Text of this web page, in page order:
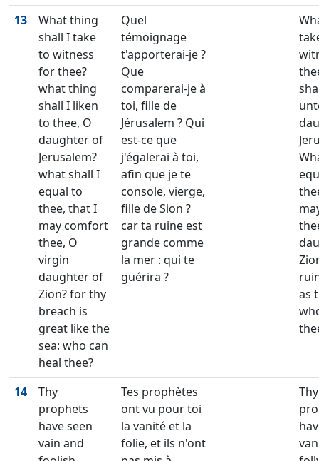
13
What thing
shall I take
to witness
for thee?
what thing
shall I liken
to thee, O
daughter of
Jerusalem?
what shall I
equal to
thee, that I
may comfort
thee, O
virgin
daughter of
Zion? for thy
breach is
great like the
sea: who can
heal thee?
Quel
témoignage
t'apporterai-je ?
Que
comparerai-je à
toi, fille de
Jérusalem ? Qui
est-ce que
j'égalerai à toi,
afin que je te
console, vierge,
fille de Sion ?
car ta ruine est
grande comme
la mer : qui te
guérira ?
as
14
Thy
prophets
have seen
vain and
Tes prophètes
ont vu pour toi
la vanité et la
folie, et ils n'ont
Thy